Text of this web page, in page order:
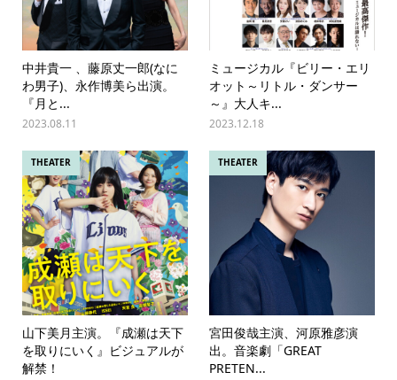
中井貴一 、藤原丈一郎(なに
わ男子)、永作博美ら出演。
『月と...
2023.08.11
ミュージカル『ビリー・エリ
オット～リトル・ダンサー
～』大人キ...
2023.12.18
THEATER
山下美月主演。『成瀬は天下
を取りにいく』ビジュアルが
解禁！
THEATER
宮田俊哉主演、河原雅彦演
出。音楽劇「GREAT
PRETEN...